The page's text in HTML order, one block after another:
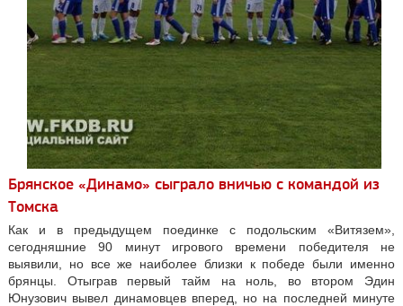
Брянское «Динамо» сыграло вничью с командой из
Томска
Как и в предыдущем поединке с подольским «Витязем»,
сегодняшние 90 минут игрового времени победителя не
выявили, но все же наиболее близки к победе были именно
брянцы. Отыграв первый тайм на ноль, во втором Эдин
Юнузович вывел динамовцев вперед, но на последней минуте